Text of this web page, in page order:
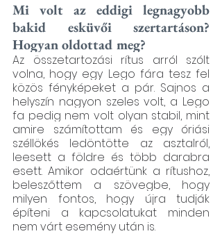
Mi volt az eddigi legnagyobb
bakid esküvői szertartáson?
Hogyan oldottad meg?
Az összetartozási rítus arról szólt
volna, hogy egy Lego fára tesz fel
közös fényképeket a pár. Sajnos a
helyszín nagyon szeles volt, a Lego
fa pedig nem volt olyan stabil, mint
amire számítottam és egy óriási
széllökés ledöntötte az asztalról,
leesett a földre és több darabra
esett. Amikor odaértünk a rítushoz,
beleszőttem a szövegbe, hogy
milyen fontos, hogy újra tudják
építeni a kapcsolatukat minden
nem várt esemény után is.